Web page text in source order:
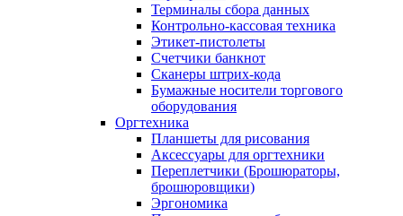
Терминалы сбора данных
Контрольно-кассовая техника
Этикет-пистолеты
Счетчики банкнот
Сканеры штрих-кода
Бумажные носители торгового
оборудования
Оргтехника
Планшеты для рисования
Аксессуары для оргтехники
Переплетчики (Брошюраторы,
брошюровщики)
Эргономика